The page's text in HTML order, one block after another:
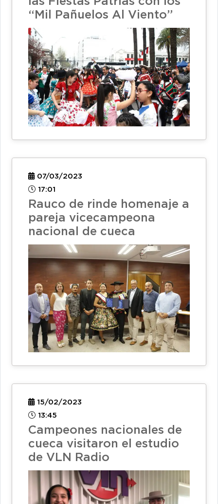
“Mil Pañuelos Al Viento”
07/03/2023
17:01
Rauco de rinde homenaje a
pareja vicecampeona
nacional de cueca
15/02/2023
13:45
Campeones nacionales de
cueca visitaron el estudio
de VLN Radio